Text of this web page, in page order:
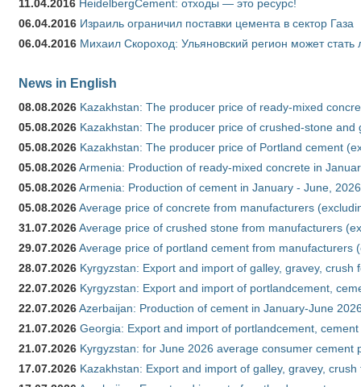
11.04.2016 HeidelbergCement: отходы — это ресурс!
06.04.2016 Израиль ограничил поставки цемента в сектор Газа
06.04.2016 Михаил Скороход: Ульяновский регион может
News in English
08.08.2026 Kazakhstan: The producer price of ready-mixed
05.08.2026 Kazakhstan: The producer price of crushed-stone and
05.08.2026 Kazakhstan: The producer price of Portland cement
05.08.2026Armenia: Production of ready-mixed concrete in
05.08.2026Armenia: Production of cement in January - June, 2026
05.08.2026Average price of concrete from manufacturers
31.07.2026Average price of crushed stone from manufacturers
29.07.2026Average price of portland cement from manufacturers
28.07.2026 Kyrgyzstan: Export and import of galley, gravey,
22.07.2026 Kyrgyzstan: Export and import of portlandcement,
22.07.2026Azerbaijan: Production of cement in January-June
21.07.2026 Georgia: Export and import of portlandcement,
21.07.2026 Kyrgyzstan: for June 2026 average consumer cement
17.07.2026 Kazakhstan: Export and import of galley, gravey,